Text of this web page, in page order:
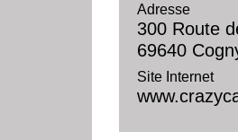
Adresse
300 Route
69640
Site Internet